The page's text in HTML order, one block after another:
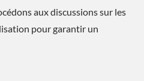
aux discussions sur les
pour garantir un